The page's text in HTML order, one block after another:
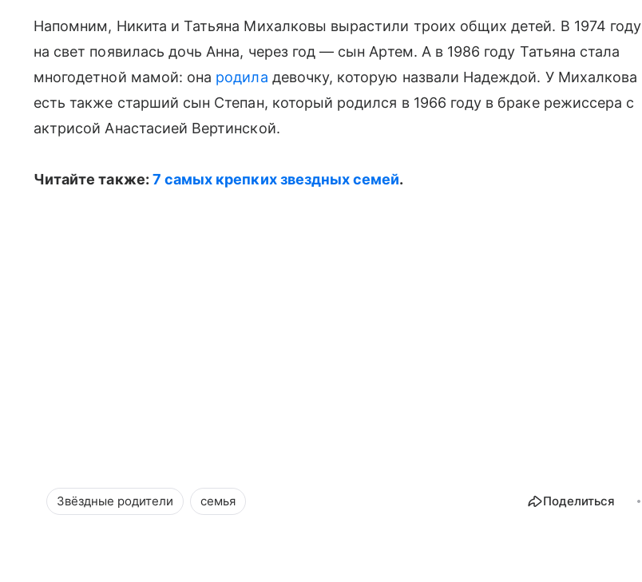
Напомним, Никита и Татьяна Михалковы вырастили троих общих детей. В 1974 году
на свет появилась дочь Анна, через год — сын Артем. А в 1986 году Татьяна стала
многодетной мамой: она родила девочку, которую назвали Надеждой. У Михалкова
есть также старший сын Степан, который родился в 1966 году в браке режиссера с
актрисой Анастасией Вертинской.
Читайте также: 7 cамых крепких звездных семей.
Звёздные родители семья Поделиться